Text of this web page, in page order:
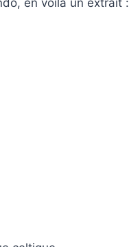
en voilà un extrait :